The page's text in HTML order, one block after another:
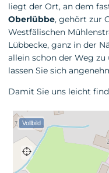
liegt der Ort, an dem
Oberlübbe, gehört zur
Westfälischen
Lübbecke, ganz in der
allein schon der Weg zu
lassen Sie sich
Damit Sie uns leicht